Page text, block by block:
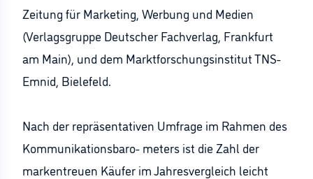
Zeitung für Marketing, Werbung und Medien
(Verlagsgruppe Deutscher Fachverlag, Frankfurt
am Main), und dem Marktforschungsinstitut TNS-
Emnid, Bielefeld.
Nach der repräsentativen Umfrage im Rahmen des
Kommunikationsbaro- meters ist die Zahl der
markentreuen Käufer im Jahresvergleich leicht